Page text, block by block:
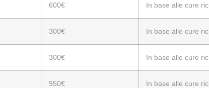
600€ In base alle cure
300€ In base alle cure
300€ In base alle cure
950€ In base alle cure